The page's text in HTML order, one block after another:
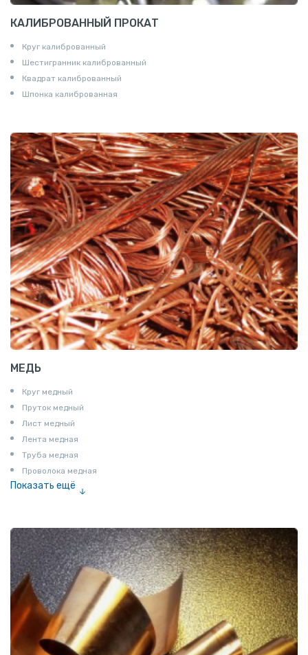
КАЛИБРОВАННЫЙ ПРОКАТ
Круг калиброванный
Шестигранник калиброванный
Квадрат калиброванный
Шпонка калиброванная
МЕДЬ
Круг медный
Пруток медный
Лист медный
Лента медная
Труба медная
Проволока медная
Показать ещё